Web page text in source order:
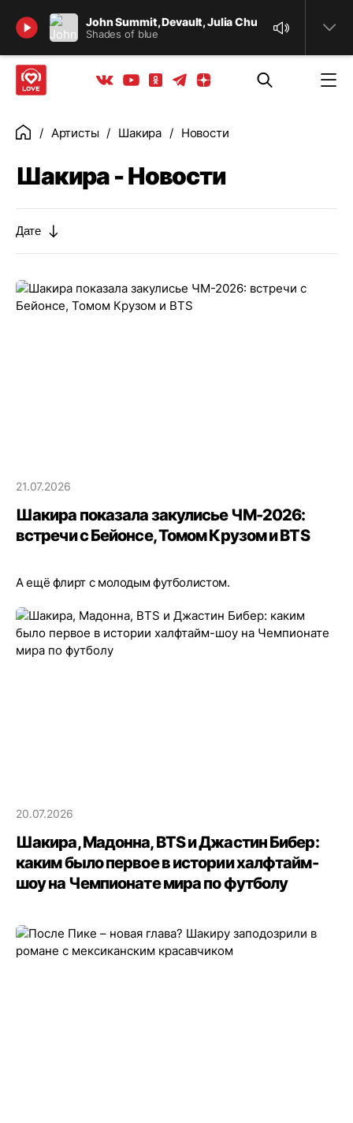
John Summit, Devault, Julia Church
Shades of blue
Найти
Вконтакте
YoutubeОдноклассники
ТелеграмЯндекс дзен
ГлавнаяАртисты Шакира Новости
Шакира - Новости
Дате
21.07.2026
Шакира показала закулисье ЧМ-2026:
встречи с Бейонсе, Томом Крузом и BTS
А ещё флирт с молодым футболистом.
20.07.2026
Шакира, Мадонна, BTS и Джастин Бибер:
каким было первое в истории халфтайм-
шоу на Чемпионате мира по футболу